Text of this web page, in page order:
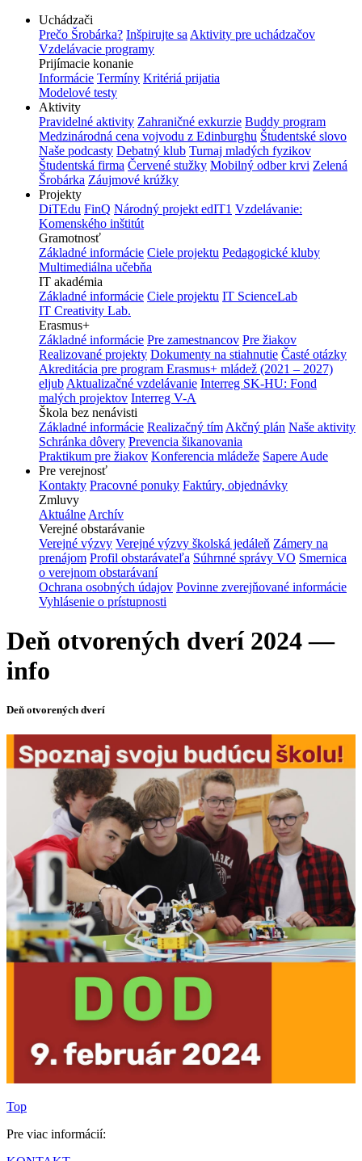
Uchádzači
Prečo Šrobárka? Inšpirujte sa Aktivity pre uchádzačov
Vzdelávacie programy
Prijímacie konanie
Informácie Termíny Kritériá prijatia
Modelové testy
Aktivity
Pravidelné aktivity Zahraničné exkurzie Buddy program
Medzinárodná cena vojvodu z Edinburghu Študentské slovo
Naše podcasty Debatný klub Turnaj mladých fyzikov
Študentská firma Červené stužky Mobilný odber krvi Zelená
Šrobárka Záujmové krúžky
Projekty
DiTEdu FinQ Národný projekt edIT1 Vzdelávanie:
Komenského inštitút
Gramotnosť
Základné informácie Ciele projektu Pedagogické kluby
Multimediálna učebňa
IT akadémia
Základné informácie Ciele projektu IT ScienceLab
IT Creativity Lab.
Erasmus+
Základné informácie Pre zamestnancov Pre žiakov
Realizované projekty Dokumenty na stiahnutie Časté otázky
Akreditácia pre program Erasmus+ mládež (2021 – 2027)
eljub Aktualizačné vzdelávanie Interreg SK-HU: Fond
malých projektov Interreg V-A
Škola bez nenávisti
Základné informácie Realizačný tím Akčný plán Naše aktivity
Schránka dôvery Prevencia šikanovania
Praktikum pre žiakov Konferencia mládeže Sapere Aude
Pre verejnosť
Kontakty Pracovné ponuky Faktúry, objednávky
Zmluvy
Aktuálne Archív
Verejné obstarávanie
Verejné výzvy Verejné výzvy školská jedáleň Zámery na
prenájom Profil obstarávateľa Súhrnné správy VO Smernica
o verejnom obstarávaní
Ochrana osobných údajov Povinne zverejňované informácie
Vyhlásenie o prístupnosti
Deň otvorených dverí 2024 —
info
Deň otvorených dverí
Top
Pre viac informácií: